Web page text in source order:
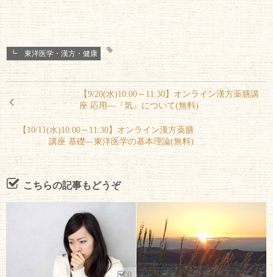
┗ 東洋医学・漢方・健康
【9/20(水)10:00～11:30】オンライン漢方薬膳講
座 応用―『気』について(無料)
【10/11(水)10:00～11:30】オンライン漢方薬膳
講座 基礎―東洋医学の基本理論(無料)
こちらの記事もどうぞ
0